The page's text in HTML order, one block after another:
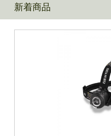
新着商品